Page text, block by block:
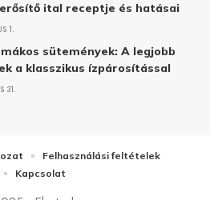
ital receptje és hatásai
1.
sütemények: A legjobb
a klasszikus ízpárosítással
31.
Felhasználási feltételek
Kapcsolat